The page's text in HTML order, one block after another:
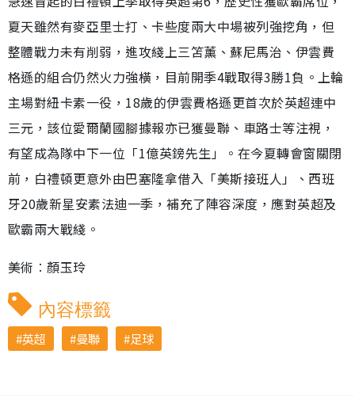
夏天雖然有麥亞里士打、卡些度兩大中場被列強挖角，但
整體戰力未有削弱，進攻綫上三笘薰、蘇尼馬治、伊雲費
格遜的組合仍然火力強橫，目前開季4戰取得3勝1負。上輪
主場對紐卡素一役，18歲的伊雲費格遜更首次於英超連中
三元，該位愛爾蘭國腳據報亦已獲曼聯、車路士等注視，
有望成為隊中下一位「1億英鎊先生」。在今夏轉會窗關閉
前，白禮頓更意外由巴塞隆拿借入「美斯接班人」、西班
牙20歲新星安素法迪一季，補充了陣容深度，應對英超及
歐霸兩大戰綫。
美術︰顏玉玲
內容標籤
英超 曼聯 足球